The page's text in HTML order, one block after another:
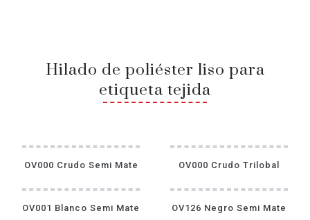
Hilado de poliéster liso para
etiqueta tejida
OV000 Crudo Semi Mate OV000 Crudo Trilobal
OV001 Blanco Semi Mate OV126 Negro Semi Mate